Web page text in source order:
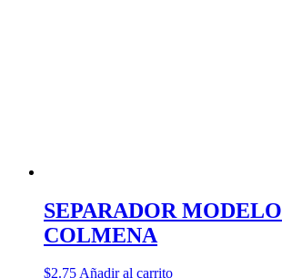
SEPARADOR MODELO
COLMENA
$2.75Añadir al carrito